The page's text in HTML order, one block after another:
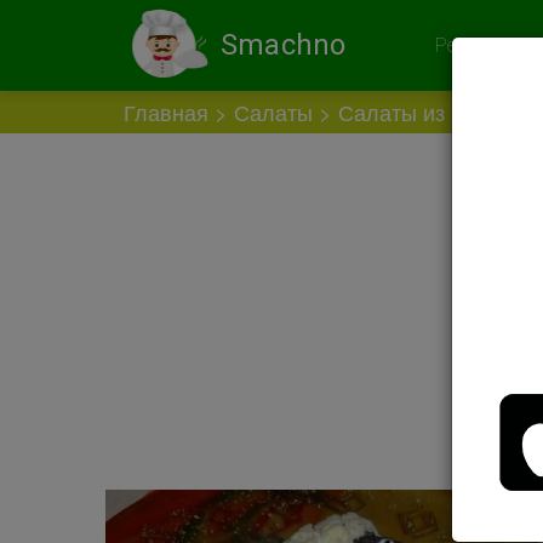
Smachno
Главная Салаты Салаты из мяса